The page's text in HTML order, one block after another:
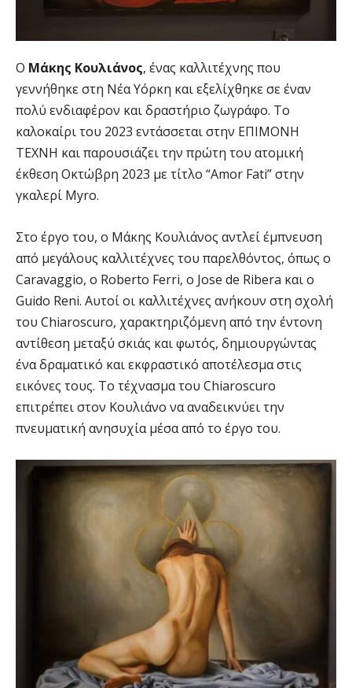
Ο Μάκης Κουλιάνος, ένας καλλιτέχνης που
γεννήθηκε στη Νέα Υόρκη και εξελίχθηκε σε έναν
πολύ ενδιαφέρον και δραστήριο ζωγράφο. Το
καλοκαίρι του 2023 εντάσσεται στην ΕΠΙΜΟΝΗ
ΤΕΧΝΗ και παρουσιάζει την πρώτη του ατομική
έκθεση Οκτώβρη 2023 με τίτλο “Amor Fati” στην
γκαλερί Myro.
Στο έργο του, ο Μάκης Κουλιάνος αντλεί έμπνευση
από μεγάλους καλλιτέχνες του παρελθόντος, όπως ο
Caravaggio, ο Roberto Ferri, ο Jose de Ribera και ο
Guido Reni. Αυτοί οι καλλιτέχνες ανήκουν στη σχολή
του Chiaroscuro, χαρακτηριζόμενη από την έντονη
αντίθεση μεταξύ σκιάς και φωτός, δημιουργώντας
ένα δραματικό και εκφραστικό αποτέλεσμα στις
εικόνες τους. Το τέχνασμα του Chiaroscuro
επιτρέπει στον Κουλιάνο να αναδεικνύει την
πνευματική ανησυχία μέσα από το έργο του.